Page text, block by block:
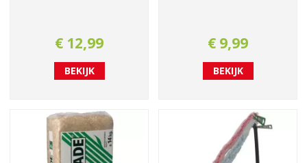
€ 12,99
BEKIJK
€ 9,99
BEKIJK